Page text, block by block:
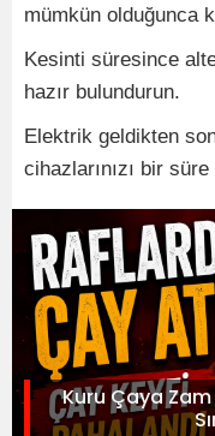
mümkün olduğunca
Kesinti süresince
hazır bulundurun.
Elektrik geldikten
cihazlarınızı bir süre
Kuru Çaya